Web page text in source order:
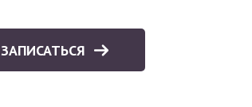
ЗАПИСАТЬСЯ